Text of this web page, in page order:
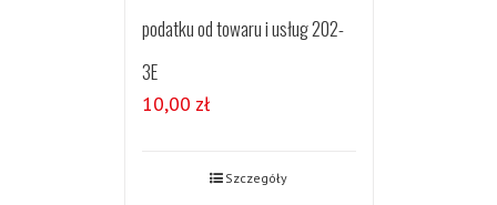
podatku od towaru i usług 202-
3E
10,00 zł
Szczegóły